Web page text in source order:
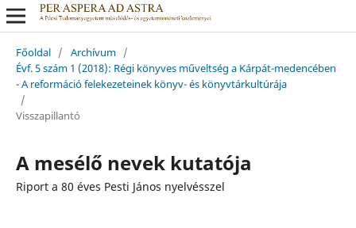
Főoldal / Archívum /
Évf. 5 szám 1 (2018): Régi könyves műveltség a Kárpát-medencében
- A reformáció felekezeteinek könyv- és könyvtárkultúrája
/
Visszapillantó
A mesélő nevek kutatója
Riport a 80 éves Pesti János nyelvésszel